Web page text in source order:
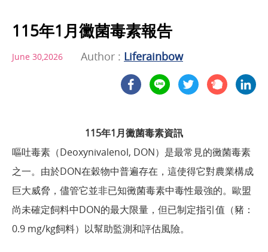
115年1月黴菌毒素報告
June 30,2026 Author : Liferainbow
115年1月黴菌毒素資訊
嘔吐毒素（Deoxynivalenol, DON）是最常見的黴菌毒素
之一。由於DON在穀物中普遍存在，這使得它對農業構成
巨大威脅，儘管它並非已知黴菌毒素中毒性最強的。歐盟
尚未確定飼料中DON的最大限量，但已制定指引值（豬：
0.9 mg/kg飼料）以幫助監測和評估風險。